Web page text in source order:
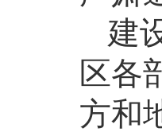
建
区各
方和